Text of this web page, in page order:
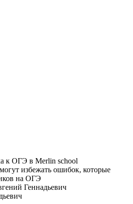
к ОГЭ в Merlin school
избежать ошибок, которые
на ОГЭ